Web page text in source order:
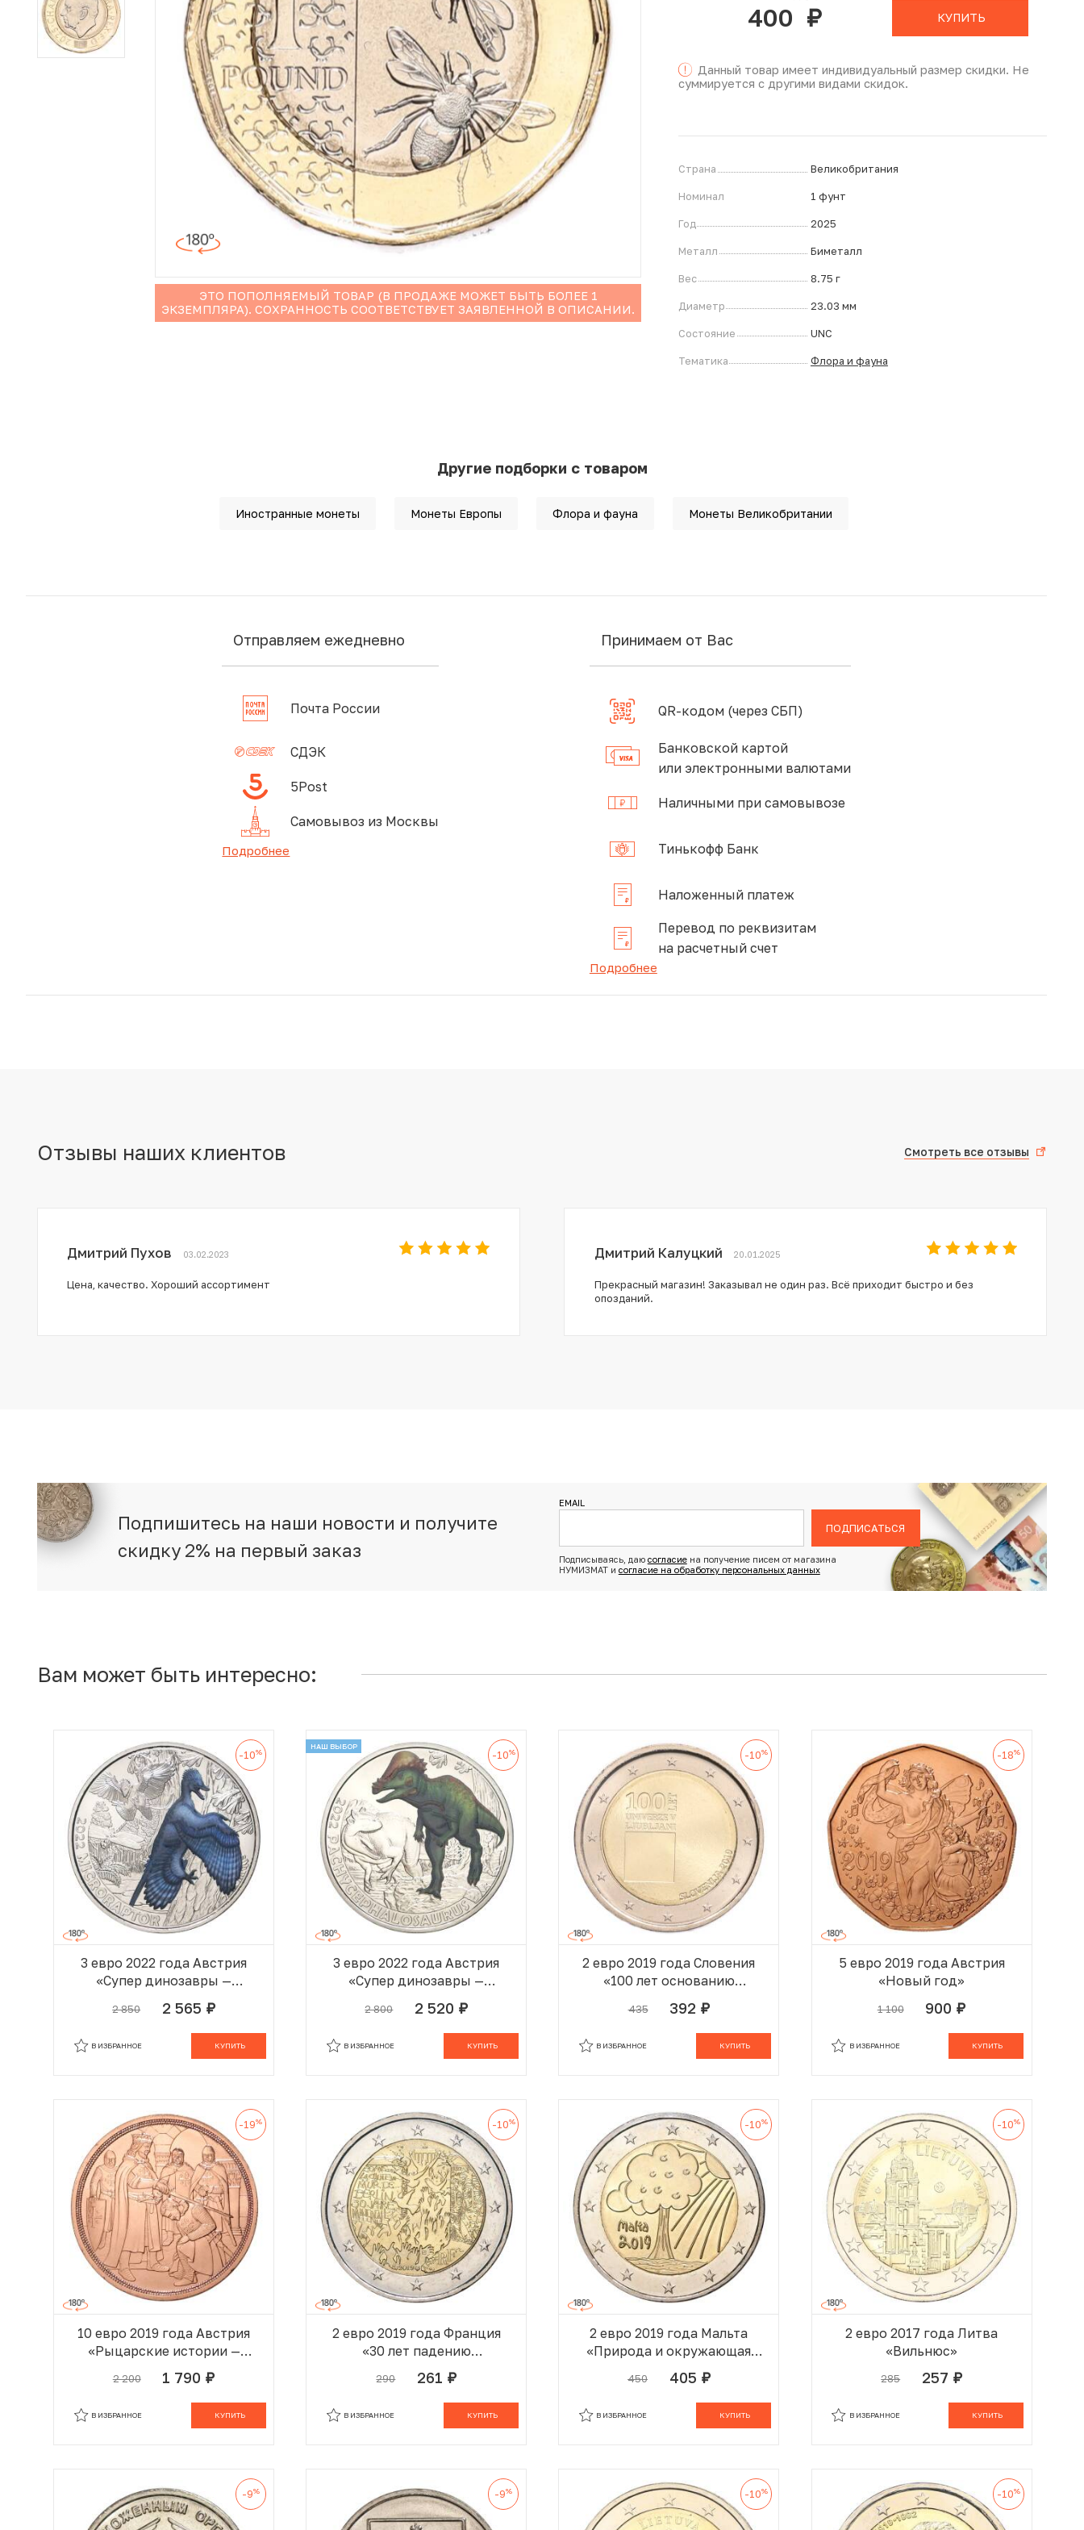
Иностранные монеты
Неофициальные выпуски монет (Unusual)
Античные и средневековые монеты
ЭТО ПОПОЛНЯЕМЫЙ ТОВАР (В ПРОДАЖЕ МОЖЕТ БЫТЬ БОЛЕЕ 1
ЭКЗЕМПЛЯРА). СОХРАННОСТЬ СООТВЕТСТВУЕТ ЗАЯВЛЕННОЙ В ОПИСАНИИ.
400 руб. КУПИТЬ
Данный товар имеет индивидуальный размер скидки. Не
суммируется с другими видами скидок.
Страна Великобритания
Номинал 1 фунт
Год 2025
Металл Биметалл
Вес 8.75 г
Диаметр 23.03 мм
Состояние UNC
Тематика Флора и фауна
Другие подборки с товаром
Иностранные монеты Монеты Европы Флора и фауна Монеты Великобритании
Отправляем ежедневно
Почта России
СДЭК
5Post
Самовывоз из Москвы
Подробнее
Принимаем от Вас
QR-кодом (через СБП)
Банковской картой
или электронными валютами
Наличными при самовывозе
Тинькофф Банк
Наложенный платеж
Перевод по реквизитам
на расчетный счет
Подробнее
Отзывы наших клиентов Смотреть все отзывы
Дмитрий Пухов 03.02.2023
Цена, качество. Хороший ассортимент
Дмитрий Калуцкий 20.01.2025
Прекрасный магазин! Заказывал не один раз. Всё приходит быстро и без
опозданий.
Подпишитесь на наши новости и получите
скидку 2% на первый заказ
EMAIL
ПОДПИСАТЬСЯ
Подписываясь, даю согласиена получение писем от магазина
НУМИЗМАТ и согласие на обработку персональных данных
Вам может быть интересно:
-10%
3 евро 2022 года Австрия
«Супер динозавры —
Микрораптор»
2 850 2 565 руб.
КУПИТЬ
В ИЗБРАННОЕ
НАШ ВЫБОР
-10%
3 евро 2022 года Австрия
«Супер динозавры —
Пахицефалозавр»
2 800 2 520 руб.
КУПИТЬ
В ИЗБРАННОЕ
-10%
2 евро 2019 года Словения
«100 лет основанию
Люблянского университета»
435 392 руб.
КУПИТЬ
В ИЗБРАННОЕ
-18%
5 евро 2019 года Австрия
«Новый год»
1 100 900 руб.
КУПИТЬ
В ИЗБРАННОЕ
-19%
10 евро 2019 года Австрия
«Рыцарские истории —
Готфрид Бульонский»
2 200 1 790 руб.
КУПИТЬ
В ИЗБРАННОЕ
-10%
2 евро 2019 года Франция
«30 лет падению
Берлинской стены»
290 261 руб.
КУПИТЬ
В ИЗБРАННОЕ
-10%
2 евро 2019 года Мальта
«Природа и окружающая
450 405 руб.
КУПИТЬ
В ИЗБРАННОЕ
-10%
2 евро 2017 года Литва
«Вильнюс»
285 257 руб.
КУПИТЬ
В ИЗБРАННОЕ
-9% -9% -10% -10%